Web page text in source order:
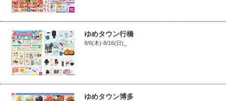
ゆめタウン行橋
8/6(木)-8/16(日)_
ゆめタウン博多